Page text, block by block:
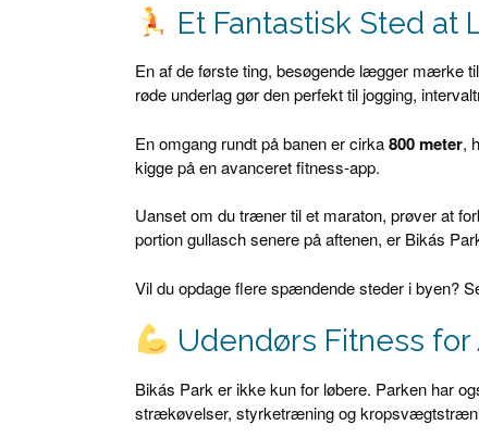
Et Fantastisk Sted at
En af de første ting, besøgende lægger mærke
røde underlag gør den perfekt til jogging,
En omgang rundt på banen er cirka800 meter,
kigge på en avanceret fitness-app.
Uanset om du træner til et maraton, prøver at
portion gullasch senere på aftenen, er Bikás
Vil du opdage flere spændende steder i byen?
Udendørs Fitness for
Bikás Park er ikke kun for løbere. Parken har
strækøvelser, styrketræning og